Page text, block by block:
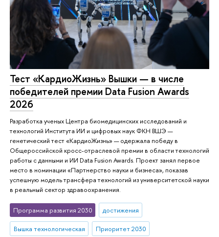
Тест «КардиоЖизнь» Вышки — в числе
победителей премии Data Fusion Awards
2026
Разработка ученых Центра биомедицинских исследований и
технологий Института ИИ и цифровых наук ФКН ВШЭ —
генетический тест «КардиоЖизнь» — одержала победу в
Общероссийской кросс-отраслевой премии в области технологий
работы с данными и ИИ Data Fusion Awards. Проект занял первое
место в номинации «Партнерство науки и бизнеса», показав
успешную модель трансфера технологий из университетской науки
в реальный сектор здравоохранения.
Программа развития 2030 достижения
Вышка технологическая Приоритет 2030